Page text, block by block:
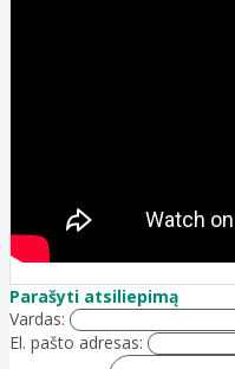
Parašyti atsiliepimą
Vardas:
El. pašto adresas: